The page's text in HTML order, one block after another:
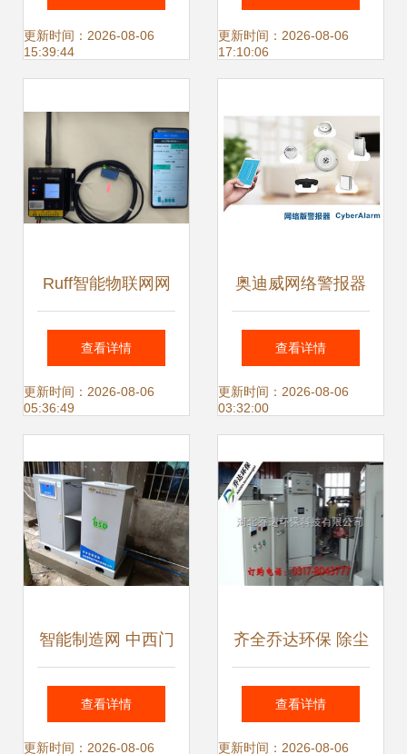
设备引领制造业升
更新时间：2026-08-06
15:39:44
更新时间：2026-08-06
17:10:06
Ruff智能物联网网
关 驱动工厂智慧化
可视化管理，助力
查看详情
更新时间：2026-08-06
05:36:49
奥迪威网络警报器
创新智能安防，助
推物联网发展
查看详情
更新时间：2026-08-06
03:32:00
智能制造网 中西门
诊污水处理迎来智
能化时代，新设备
查看详情
更新时间：2026-08-06
齐全乔达环保 除尘
器电控柜专业制造
商，赋能智能制造
查看详情
更新时间：2026-08-06